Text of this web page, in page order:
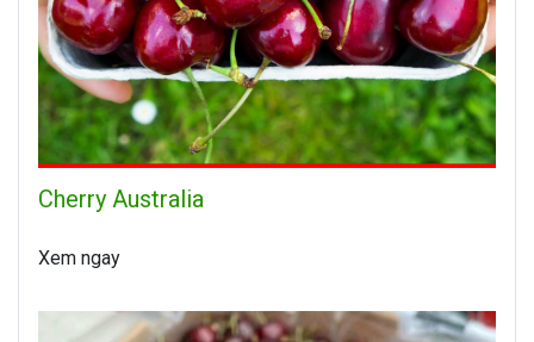
Cherry Australia
Xem ngay